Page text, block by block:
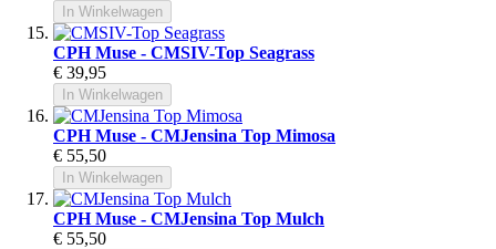
In Winkelwagen
CPH Muse - CMSIV-Top Seagrass
€ 39,95
In Winkelwagen
CPH Muse - CMJensina Top Mimosa
€ 55,50
In Winkelwagen
CPH Muse - CMJensina Top Mulch
€ 55,50